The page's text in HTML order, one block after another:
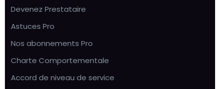
Devenez Prestataire
Astuces Pro
Nos abonnements Pro
Charte Comportementale
Accord de niveau de service